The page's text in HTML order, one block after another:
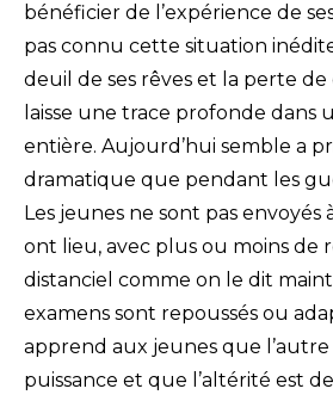
bénéficier de l’expérience de
pas connu cette situation
deuil de ses rêves et la perte
laisse une trace profonde dans
entière. Aujourd’hui semble a
dramatique que pendant les
Les jeunes ne sont pas envoyés
ont lieu, avec plus ou moins de
distanciel comme on le dit
examens sont repoussés ou
apprend aux jeunes que
puissance et que l’altérité est